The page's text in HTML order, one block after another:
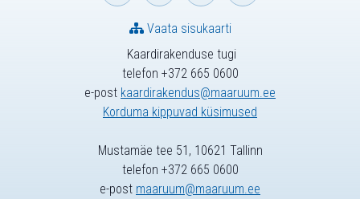
Kaardirakenduse tugi
telefon +372 665 0600
e-post kaardirakendus@maaruum.ee
Korduma kippuvad küsimused
Vaata sisukaarti
Mustamäe tee 51, 10621 Tallinn
telefon +372 665 0600
e-post maaruum@maaruum.ee